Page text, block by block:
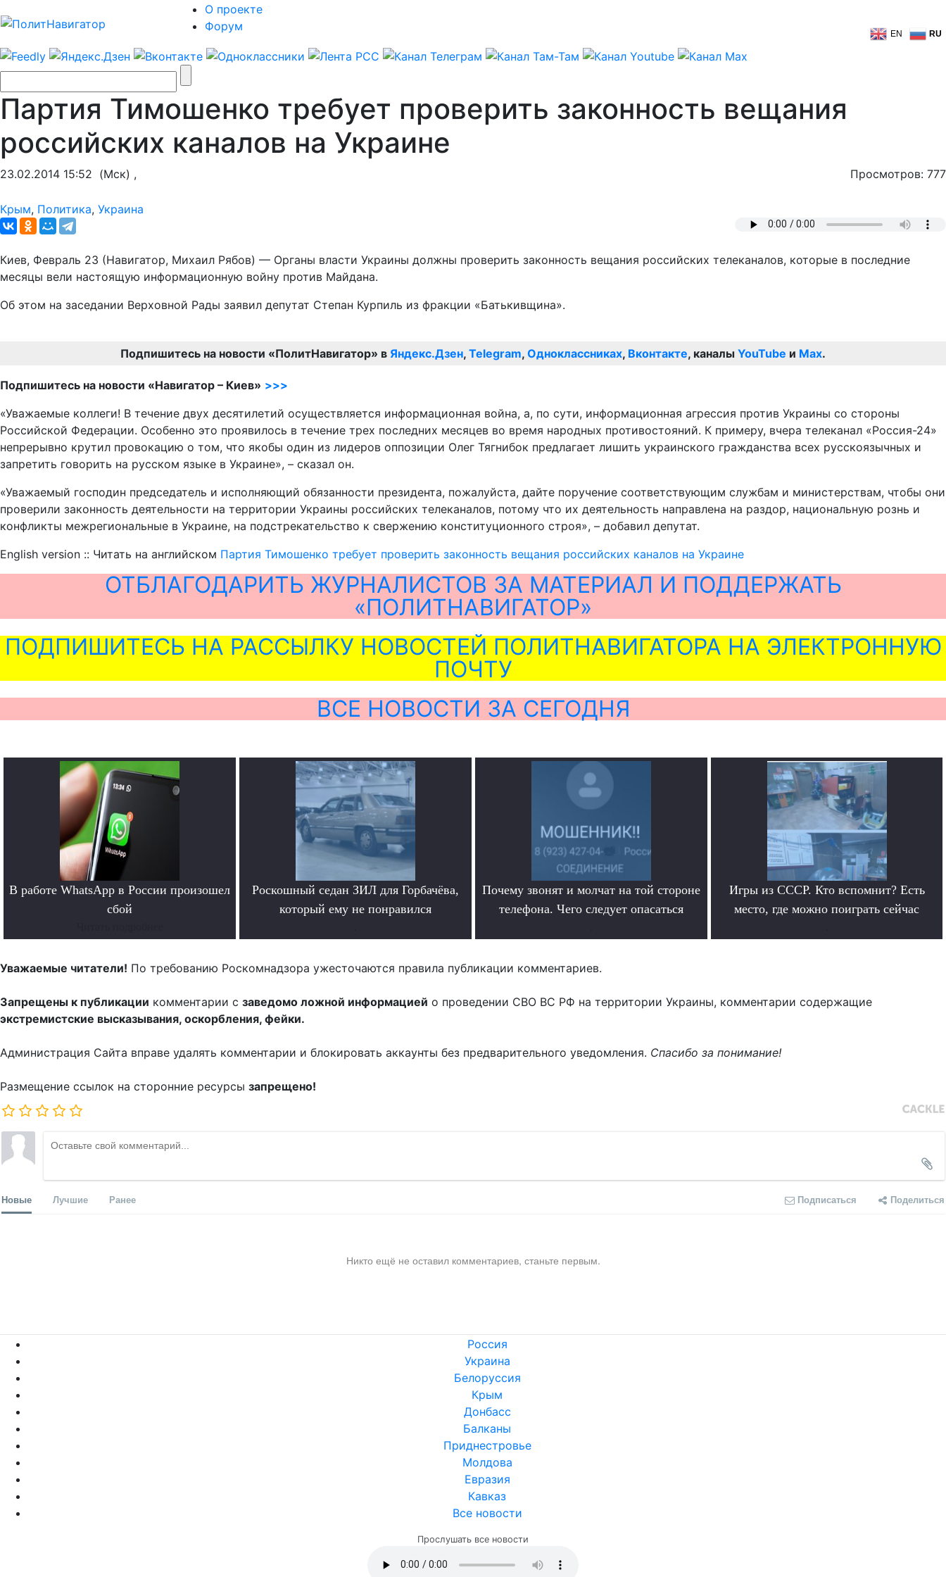
О проекте
Форум
EN RU
Партия Тимошенко требует проверить законность вещания
российских каналов на Украине
23.02.2014 15:52 (Мск) , Просмотров: 777
Крым, Политика, Украина
Киев, Февраль 23 (Навигатор, Михаил Рябов) — Органы власти Украины должны проверить законность вещания российских телеканалов, которые в последние
месяцы вели настоящую информационную войну против Майдана.
Об этом на заседании Верховной Рады заявил депутат Степан Курпиль из фракции «Батькивщина».
Подпишитесь на новости «ПолитНавигатор» в Яндекс.Дзен, Telegram, Одноклассниках, Вконтакте, каналы YouTube и Max.
Подпишитесь на новости «Навигатор – Киев» >>>
«Уважаемые коллеги! В течение двух десятилетий осуществляется информационная война, а, по сути, информационная агрессия против Украины со стороны
Российской Федерации. Особенно это проявилось в течение трех последних месяцев во время народных противостояний. К примеру, вчера телеканал «Россия-24»
непрерывно крутил провокацию о том, что якобы один из лидеров оппозиции Олег Тягнибок предлагает лишить украинского гражданства всех русскоязычных и
запретить говорить на русском языке в Украине», – сказал он.
«Уважаемый господин председатель и исполняющий обязанности президента, пожалуйста, дайте поручение соответствующим службам и министерствам, чтобы они
проверили законность деятельности на территории Украины российских телеканалов, потому что их деятельность направлена на раздор, национальную рознь и
конфликты межрегиональные в Украине, на подстрекательство к свержению конституционного строя», – добавил депутат.
English version :: Читать на английском Партия Тимошенко требует проверить законность вещания российских каналов на Украине
ОТБЛАГОДАРИТЬ ЖУРНАЛИСТОВ ЗА МАТЕРИАЛ И ПОДДЕРЖАТЬ
«ПОЛИТНАВИГАТОР»
ПОДПИШИТЕСЬ НА РАССЫЛКУ НОВОСТЕЙ ПОЛИТНАВИГАТОРА НА ЭЛЕКТРОННУЮ
ПОЧТУ
ВСЕ НОВОСТИ ЗА СЕГОДНЯ
В работе WhatsApp в России произошел
сбой
Роскошный седан ЗИЛ для Горбачёва,
который ему не понравился
Почему звонят и молчат на той стороне
телефона. Чего следует опасаться
Игры из СССР. Кто вспомнит? Есть
место, где можно поиграть сейчас
Уважаемые читатели! По требованию Роскомнадзора ужесточаются правила публикации комментариев.
Запрещены к публикации комментарии с заведомо ложной информацией о проведении СВО ВС РФ на территории Украины, комментарии содержащие
экстремистские высказывания, оскорбления, фейки.
Администрация Сайта вправе удалять комментарии и блокировать аккаунты без предварительного уведомления. Спасибо за понимание!
Размещение ссылок на сторонние ресурсы запрещено!
Новые Лучшие Ранее Подписаться Поделиться
Никто ещё не оставил комментариев, станьте первым.
Россия
Украина
Белоруссия
Крым
Донбасс
Балканы
Приднестровье
Молдова
Евразия
Кавказ
Все новости
Прослушать все новости